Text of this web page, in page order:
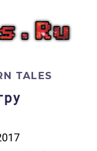
TALES